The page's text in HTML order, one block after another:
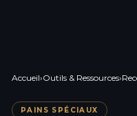
Accueil›Outils & Ressources›
PAINS SPÉCIAUX